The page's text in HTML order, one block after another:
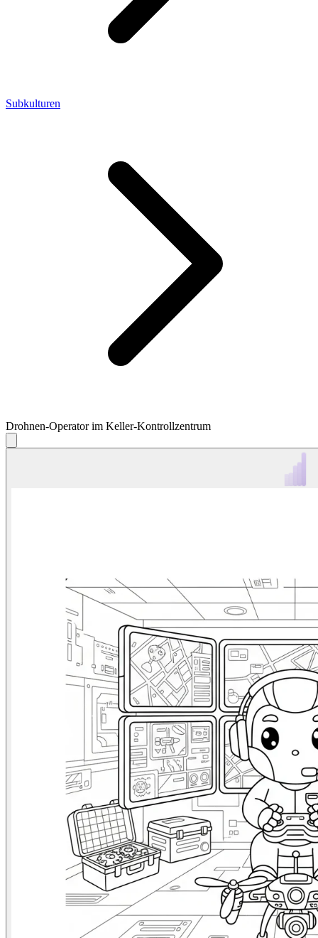
Subkulturen
Drohnen-Operator im Keller-Kontrollzentrum